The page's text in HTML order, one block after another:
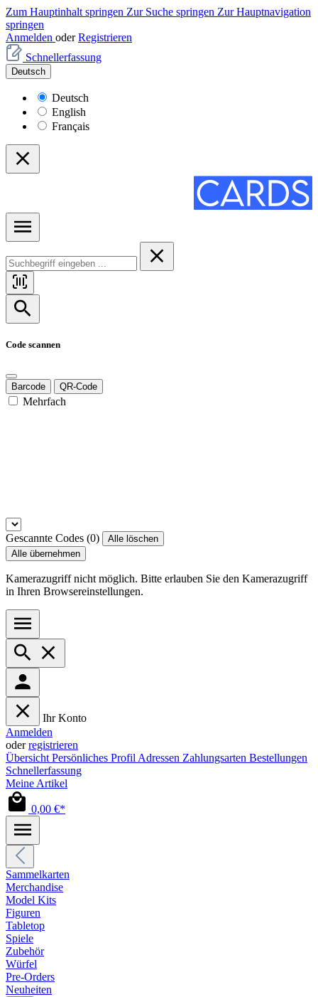
Zum Hauptinhalt springen Zur Suche springen Zur Hauptnavigation
springen
Anmelden oder Registrieren
Schnellerfassung
Deutsch
Deutsch
English
Français
Code scannen
Barcode QR-Code
Mehrfach
Gescannte Codes (0)
Alle löschen
Alle übernehmen
Kamerazugriff nicht möglich. Bitte erlauben Sie den Kamerazugriff
in Ihren Browsereinstellungen.
Ihr Konto
Anmelden
oderregistrieren
Übersicht Persönliches Profil Adressen Zahlungsarten Bestellungen
Schnellerfassung
Meine Artikel
0,00 €*
Sammelkarten
Merchandise
Model Kits
Figuren
Tabletop
Spiele
Zubehör
Würfel
Pre-Orders
Neuheiten